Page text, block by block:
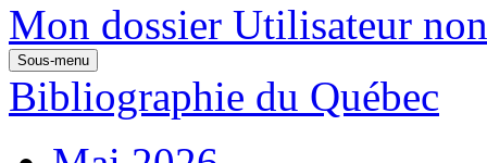
Mon dossier Utilisateur
Sous-menu
Bibliographie du Québec